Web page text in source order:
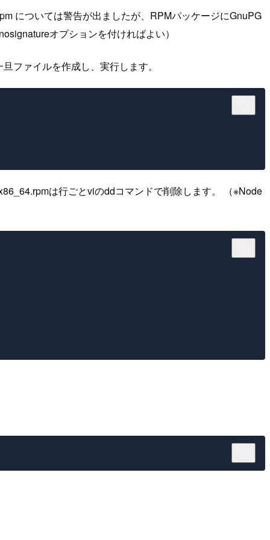
については警告が出ましたが、RPMパッケージにGnuPG
オプションを付ければよい）
ファイルを作成し、実行します。
は行ごとviのddコマンドで削除します。 （※Node